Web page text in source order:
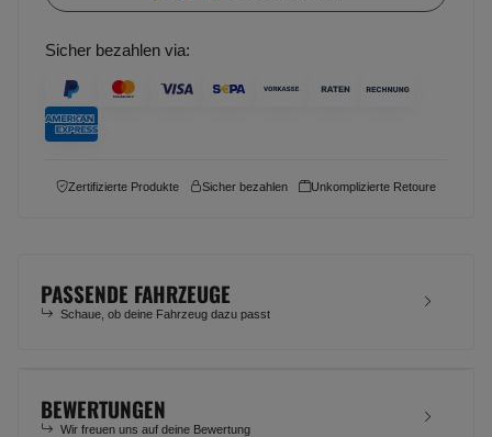
Sicher bezahlen via:
Zertifizierte Produkte Sicher bezahlen Unkomplizierte Retoure
PASSENDE FAHRZEUGE
Schaue, ob deine Fahrzeug dazu passt
BEWERTUNGEN
Wir freuen uns auf deine Bewertung